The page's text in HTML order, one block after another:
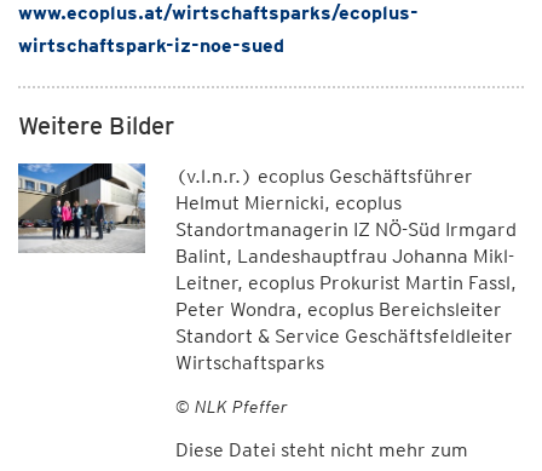
www.ecoplus.at/wirtschaftsparks/ecoplus-
wirtschaftspark-iz-noe-sued
Weitere Bilder
(v.l.n.r.) ecoplus Geschäftsführer
Helmut Miernicki, ecoplus
Standortmanagerin IZ NÖ-Süd Irmgard
Balint, Landeshauptfrau Johanna Mikl-
Leitner, ecoplus Prokurist Martin Fassl,
Peter Wondra, ecoplus Bereichsleiter
Standort & Service Geschäftsfeldleiter
Wirtschaftsparks
© NLK Pfeffer
Diese Datei steht nicht mehr zum